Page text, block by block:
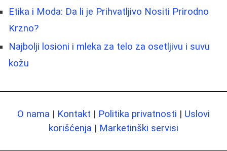
Etika i Moda: Da li je Prihvatljivo Nositi Prirodno
Krzno?
Najbolji losioni i mleka za telo za osetljivu i suvu
kožu
O nama | Kontakt | Politika privatnosti | Uslovi
korišćenja | Marketinški servisi